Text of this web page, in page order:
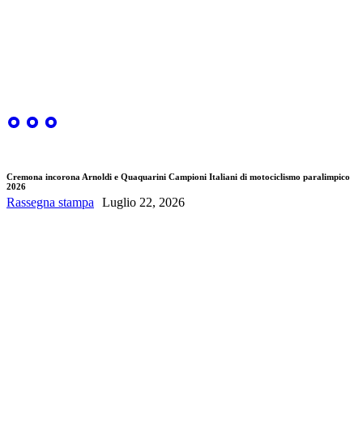
Cremona incorona Arnoldi e Quaquarini Campioni Italiani di motociclismo paralimpico
2026
Rassegna stampa Luglio 22, 2026